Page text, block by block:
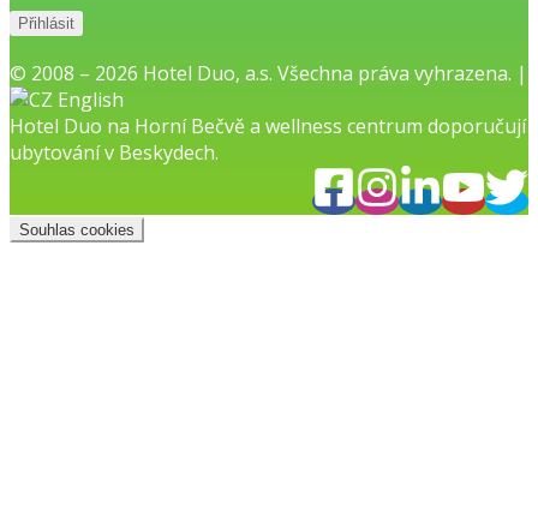
© 2008 – 2026 Hotel Duo, a.s. Všechna práva vyhrazena. |
English
Hotel Duo na Horní Bečvěa wellness centrum doporučují
ubytování v Beskydech.
Souhlas cookies